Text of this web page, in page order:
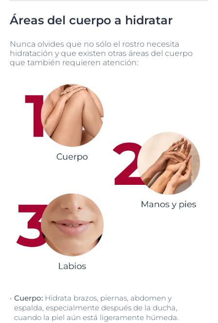
Áreas del cuerpo a hidratar
Nunca olvides que no sólo el rostro necesita
hidratación y que existen otras áreas del cuerpo
que también requieren atención:
Cuerpo: Hidrata brazos, piernas, abdomen y
espalda, especialmente después de la ducha,
cuando la piel aún está ligeramente húmeda.